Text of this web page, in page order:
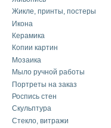
Жикле, принты, постеры
Икона
Керамика
Копии картин
Мозаика
Мыло ручной работы
Портреты на заказ
Роспись стен
Скульптура
Стекло, витражи